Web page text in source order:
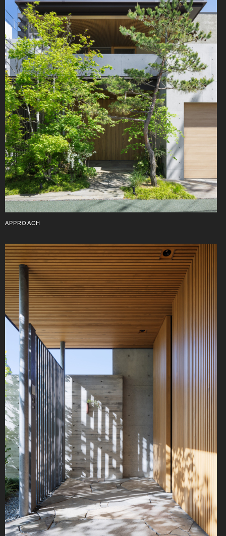
APPROACH